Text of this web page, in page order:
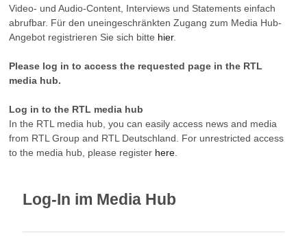
Video- und Audio-Content, Interviews und Statements einfach
abrufbar. Für den uneingeschränkten Zugang zum Media Hub-
Angebot registrieren Sie sich bitte hier.
Please log in to access the requested page in the RTL
media hub.
Log in to the RTL media hub
In the RTL media hub, you can easily access news and media
from RTL Group and RTL Deutschland. For unrestricted access
to the media hub, please register here
Log-In im Media Hub